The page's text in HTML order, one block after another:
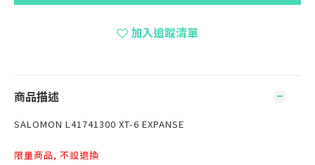
加入追蹤清單
商品描述
SALOMON L41741300 XT-6 EXPANSE
限量商品, 不設退換